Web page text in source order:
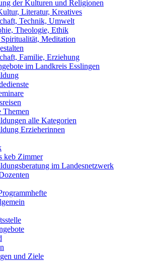
der Kulturen und Religionen
Literatur, Kreatives
Technik, Umwelt
Theologie, Ethik
Meditation
Familie, Erziehung
im Landkreis Esslingen
Themen
alle Kategorien
Erzieherinnen
keb Zimmer
im Landesnetzwerk
und Ziele